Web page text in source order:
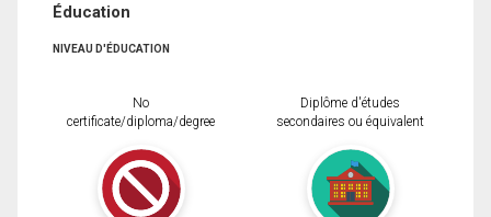
Éducation
NIVEAU D'ÉDUCATION
No
certificate/diploma/degree
Diplôme d'études
secondaires ou équivalent